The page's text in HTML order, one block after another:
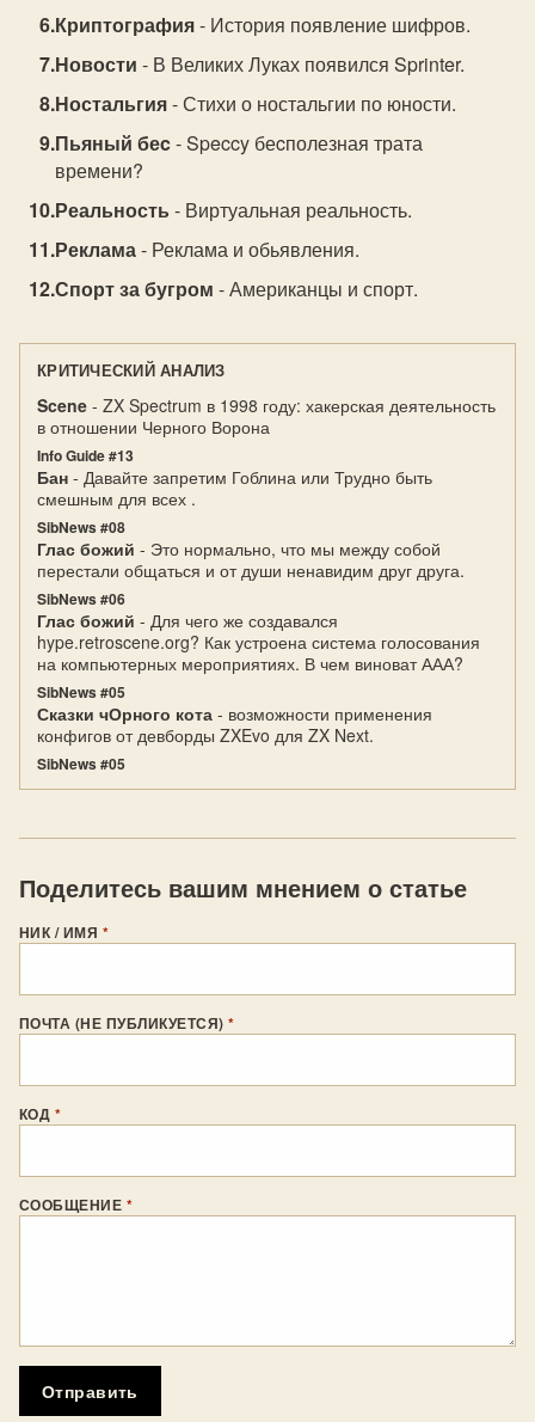
Криптография- История появление шифров.
Новости - В Великих Луках появился Sprinter.
Ностальгия- Стихи о ностальгии по юности.
Пьяный беc- Speccy беcполезная трата
времени?
Реальность - Виртуальная реальность.
Реклама- Реклама и обьявления.
Спорт за бугром - Американцы и спорт.
КРИТИЧЕСКИЙ АНАЛИЗ
Scene - ZX Spectrum в 1998 году: хакерская деятельность
в отношении Черного Ворона
Info Guide #13
Бан - Давайте запретим Гоблина или Трудно быть
смешным для всех .
SibNews #08
Глас божий - Это нормально, что мы между собой
перестали общаться и от души ненавидим друг друга.
SibNews #06
Глас божий - Для чего же создавался
hype.retroscene.org? Как устроена система голосования
на компьютерных мероприятиях. В чем виноват ААА?
SibNews #05
Сказки чОрного кота - возможности применения
конфигов от девборды ZXEvo для ZX Next.
SibNews #05
Поделитесь вашим мнением о статье
НИК / ИМЯ *
ПОЧТА (НЕ ПУБЛИКУЕТСЯ)*
КОД *
СООБЩЕНИЕ *
Отправить